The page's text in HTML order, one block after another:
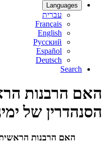
Languages
עברית
Français
English
Русский
Español
Deutsch
Search
האם הרבנות
הסנהדרין של
האם הרבנות הראשית